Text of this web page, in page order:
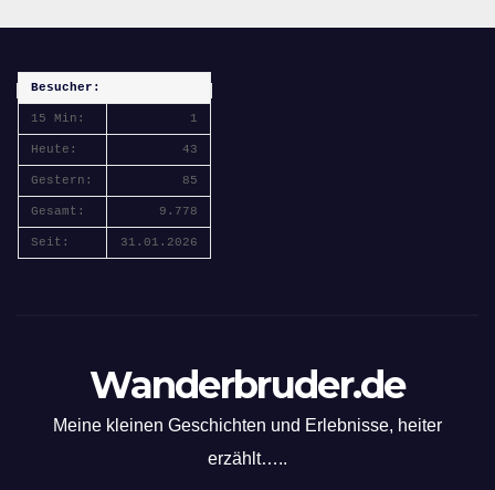
Besucher:
15 Min: 1
Heute: 43
Gestern: 85
Gesamt: 9.778
Seit: 31.01.2026
Wanderbruder.de
Meine kleinen Geschichten und Erlebnisse, heiter
erzählt…..